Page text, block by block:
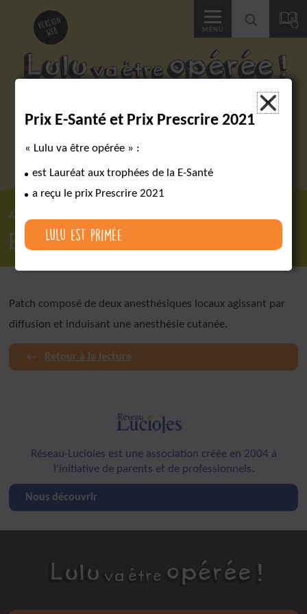
Des outils pour réussir un parcours chirurgical complexe
version
web MENU
Accéder
la
Accueil
EMLA
Patch composé de deux anesthésiques locaux agissant par
diffusion et induisant une anesthésie cutanée.
Retour à la lecture
Réseau-Lucioles est une association créée en 2004 à
l'initiative de parents et de professionnels.
Nous découvrir
Prix E-Santé et Prix Prescrire 2021
« Lulu va être opérée » :
est Lauréat aux trophées de la E-Santé
a reçu le prix Prescrire 2021
Lulu est primée
×